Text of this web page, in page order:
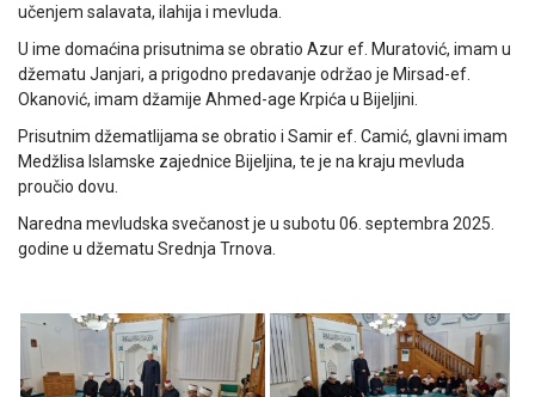
učenjem salavata, ilahija i mevluda.
U ime domaćina prisutnima se obratio Azur ef. Muratović, imam u
džematu Janjari, a prigodno predavanje održao je Mirsad-ef.
Okanović, imam džamije Ahmed-age Krpića u Bijeljini.
Prisutnim džematlijama se obratio i Samir ef. Camić, glavni imam
Medžlisa Islamske zajednice Bijeljina, te je na kraju mevluda
proučio dovu.
Naredna mevludska svečanost je u subotu 06. septembra 2025.
godine u džematu Srednja Trnova.